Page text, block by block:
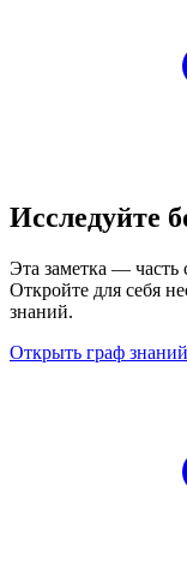
Исследуйте
Эта заметка — часть
Откройте для себя
знаний.
Открыть граф знаний